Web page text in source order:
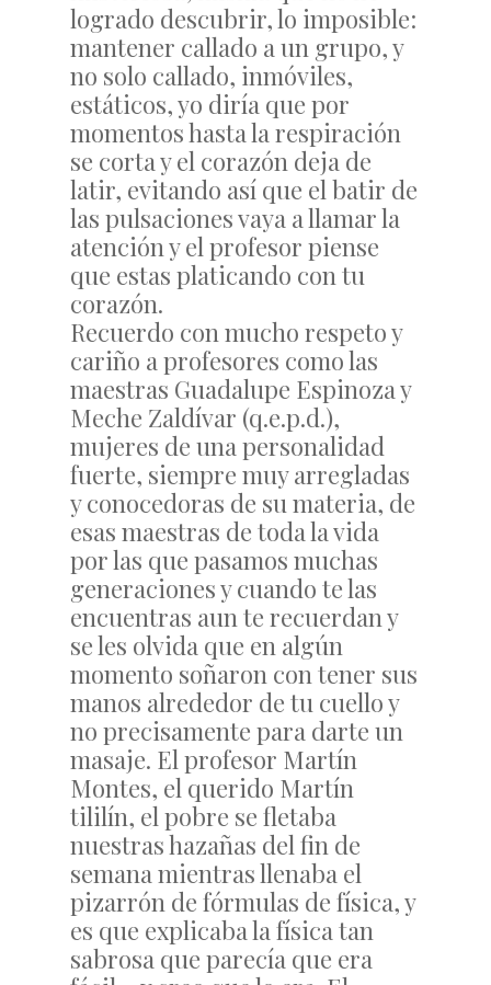
logrado descubrir, lo imposible:
mantener callado a un grupo, y
no solo callado, inmóviles,
estáticos, yo diría que por
momentos hasta la respiración
se corta y el corazón deja de
latir, evitando así que el batir de
las pulsaciones vaya a llamar la
atención y el profesor piense
que estas platicando con tu
corazón.
Recuerdo con mucho respeto y
cariño a profesores como las
maestras Guadalupe Espinoza y
Meche Zaldívar (q.e.p.d.),
mujeres de una personalidad
fuerte, siempre muy arregladas
y conocedoras de su materia, de
esas maestras de toda la vida
por las que pasamos muchas
generaciones y cuando te las
encuentras aun te recuerdan y
se les olvida que en algún
momento soñaron con tener sus
manos alrededor de tu cuello y
no precisamente para darte un
masaje. El profesor Martín
Montes, el querido Martín
tililín, el pobre se fletaba
nuestras hazañas del fin de
semana mientras llenaba el
pizarrón de fórmulas de física, y
es que explicaba la física tan
sabrosa que parecía que era